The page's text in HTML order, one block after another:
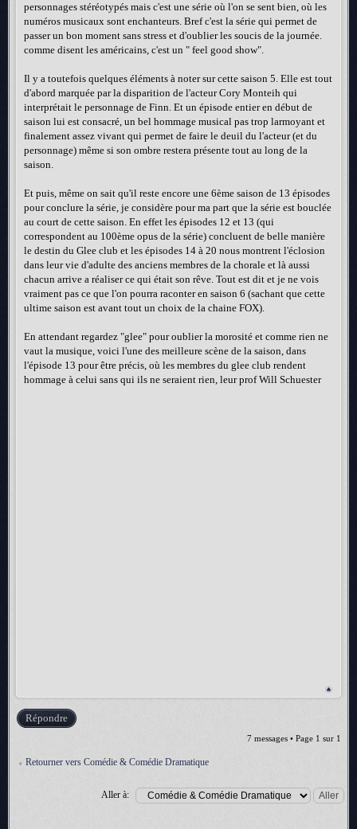
personnages stéréotypés mais c'est une série où l'on se sent bien, où les
numéros musicaux sont enchanteurs. Bref c'est la série qui permet de
passer un bon moment sans stress et d'oublier les soucis de la journée.
comme disent les américains, c'est un " feel good show".
Il y a toutefois quelques éléments à noter sur cette saison 5. Elle est tout
d'abord marquée par la disparition de l'acteur Cory Monteih qui
interprétait le personnage de Finn. Et un épisode entier en début de
saison lui est consacré, un bel hommage musical pas trop larmoyant et
finalement assez vivant qui permet de faire le deuil du l'acteur (et du
personnage) même si son ombre restera présente tout au long de la
saison.
Et puis, même on sait qu'il reste encore une 6ème saison de 13 épisodes
pour conclure la série, je considère pour ma part que la série est bouclée
au court de cette saison. En effet les épisodes 12 et 13 (qui
correspondent au 100ème opus de la série) concluent de belle manière
le destin du Glee club et les épisodes 14 à 20 nous montrent l'éclosion
dans leur vie d'adulte des anciens membres de la chorale et là aussi
chacun arrive a réaliser ce qui était son rêve. Tout est dit et je ne vois
vraiment pas ce que l'on pourra raconter en saison 6 (sachant que cette
ultime saison est avant tout un choix de la chaine FOX).
En attendant regardez "glee" pour oublier la morosité et comme rien ne
vaut la musique, voici l'une des meilleure scène de la saison, dans
l'épisode 13 pour être précis, où les membres du glee club rendent
hommage à celui sans qui ils ne seraient rien, leur prof Will Schuester
Répondre
7 messages • Page 1 sur 1
Retourner vers Comédie & Comédie Dramatique
Aller à: